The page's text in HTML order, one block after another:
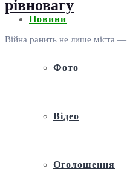
Новини
Фото
Відео
Оголошення
рівновагу
Війна ранить не лише міста —